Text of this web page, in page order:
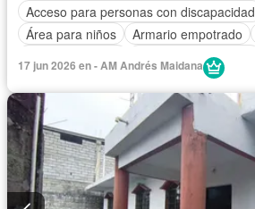
Acceso para personas con discapacidad
Área para niños
Armario empotrado
Garita de guardianía
Conserje
Sin amoblar
17 jun 2026 en - AM Andrés Maidana